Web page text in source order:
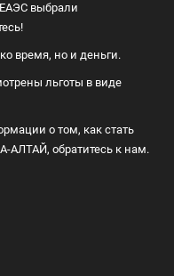
выбрали
время, но и деньги.
льготы в виде
о том, как стать
обратитесь к нам.